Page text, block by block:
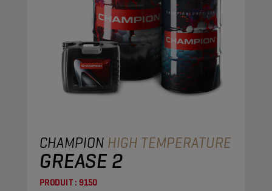
CHAMPION HIGH TEMPERATURE
GREASE 2
PRODUIT : 9150